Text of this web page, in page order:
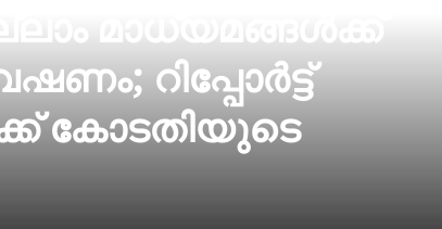
മാധ്യമങ്ങൾക്ക്
റിപ്പോർട്ട്
കോടതിയുടെ